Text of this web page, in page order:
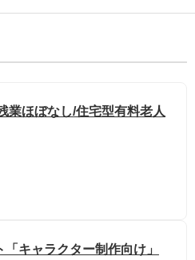
業ほぼなし/住宅型有料老人
キャラクター制作向け」